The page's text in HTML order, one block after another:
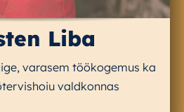
Liba
varasem töökogemus ka
valdkonnas